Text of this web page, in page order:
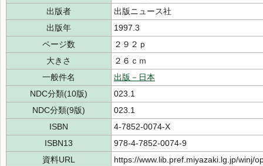
出版者
出版ニュース社
出版年
1997.3
ページ数
２９２ｐ
大きさ
２６ｃｍ
一般件名
出版－日本
NDC分類(10版)
023.1
NDC分類(9版)
023.1
ISBN
4-7852-0074-X
ISBN13
978-4-7852-0074-9
資料URL
https://www.lib.pref.miyazaki.lg.jp/winj/